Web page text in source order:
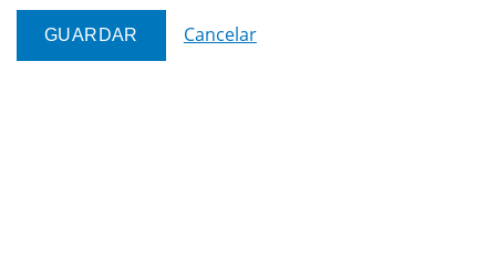
Cancelar